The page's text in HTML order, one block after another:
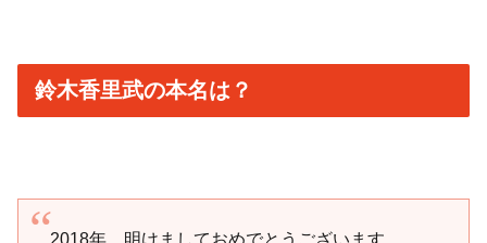
鈴木香里武の本名は？
2018年 明けましておめでとうございます